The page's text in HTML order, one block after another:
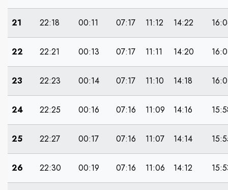
21 22:18 00:11 07:17 11:12 14:22
22 22:21 00:13 07:17 11:11 14:20
23 22:23 00:14 07:17 11:10 14:18
24 22:25 00:16 07:16 11:09 14:16
25 22:27 00:17 07:16 11:07 14:14
26 22:30 00:19 07:16 11:06 14:12